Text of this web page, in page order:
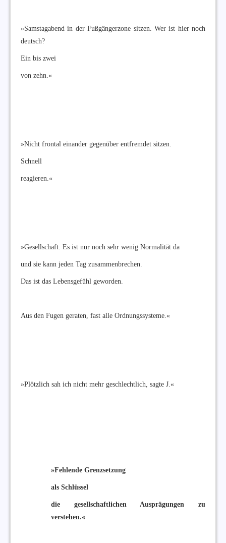
»Samstagabend in der Fußgängerzone sitzen. Wer ist hier noch
deutsch?
Ein bis zwei
von zehn.«
»Nicht frontal einander gegenüber entfremdet sitzen.
Schnell
reagieren.«
»Gesellschaft. Es ist nur noch sehr wenig Normalität da
und sie kann jeden Tag zusammenbrechen.
Das ist das Lebensgefühl geworden.
Aus den Fugen geraten, fast alle Ordnungssysteme.«
»Plötzlich sah ich nicht mehr geschlechtlich, sagte J.«
»Fehlende Grenzsetzung
als Schlüssel
die gesellschaftlichen Ausprägungen zu
verstehen.«